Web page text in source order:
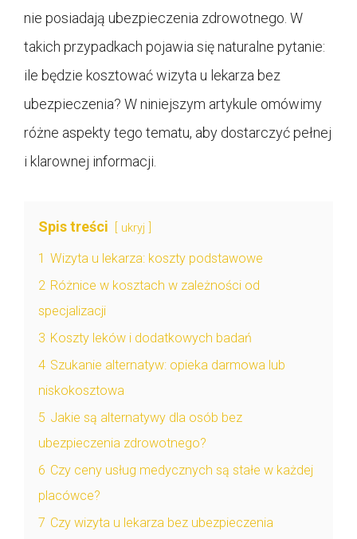
nie posiadają ubezpieczenia zdrowotnego. W
takich przypadkach pojawia się naturalne pytanie:
ile będzie kosztować wizyta u lekarza bez
ubezpieczenia? W niniejszym artykule omówimy
różne aspekty tego tematu, aby dostarczyć pełnej
i klarownej informacji.
Spis treści ukryj
1 Wizyta u lekarza: koszty podstawowe
2 Różnice w kosztach w zależności od
specjalizacji
3 Koszty leków i dodatkowych badań
4 Szukanie alternatyw: opieka darmowa lub
niskokosztowa
5 Jakie są alternatywy dla osób bez
ubezpieczenia zdrowotnego?
6 Czy ceny usług medycznych są stałe w każdej
placówce?
7 Czy wizyta u lekarza bez ubezpieczenia